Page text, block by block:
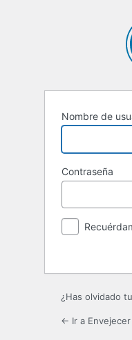
Nombre de
Contraseña
¿Has olvidado
← Ir a